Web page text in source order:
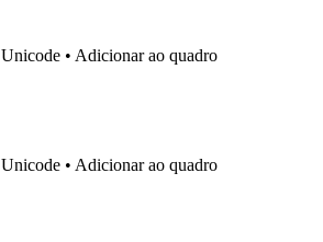
Unicode • Adicionar ao quadro
Unicode • Adicionar ao quadro